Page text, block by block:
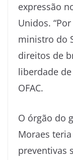
expressão
Unidos.
ministro do
direitos de
liberdade
OFAC.
O órgão do
Moraes
preventivas